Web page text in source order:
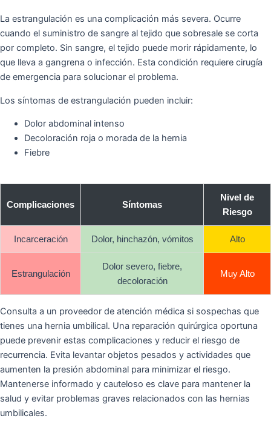
La estrangulación es una complicación más severa. Ocurre
cuando el suministro de sangre al tejido que sobresale se corta
por completo. Sin sangre, el tejido puede morir rápidamente, lo
que lleva a gangrena o infección. Esta condición requiere cirugía
de emergencia para solucionar el problema.
Los síntomas de estrangulación pueden incluir:
Dolor abdominal intenso
Decoloración roja o morada de la hernia
Fiebre
Complicaciones Síntomas
Nivel de
Riesgo
Incarceración Dolor, hinchazón, vómitos Alto
Estrangulación
Dolor severo, fiebre,
decoloración
Muy Alto
Consulta a un proveedor de atención médica si sospechas que
tienes una hernia umbilical. Una reparación quirúrgica oportuna
puede prevenir estas complicaciones y reducir el riesgo de
recurrencia. Evita levantar objetos pesados y actividades que
aumenten la presión abdominal para minimizar el riesgo.
Mantenerse informado y cauteloso es clave para mantener la
salud y evitar problemas graves relacionados con las hernias
umbilicales.